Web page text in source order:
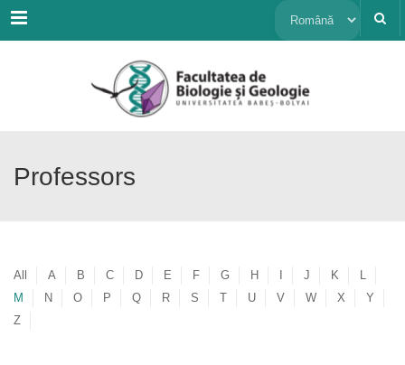
Menu Alege
limbă
Professors
All A B C D E F G H J K
L
M
N O P Q R S T U V W X
Y
Z